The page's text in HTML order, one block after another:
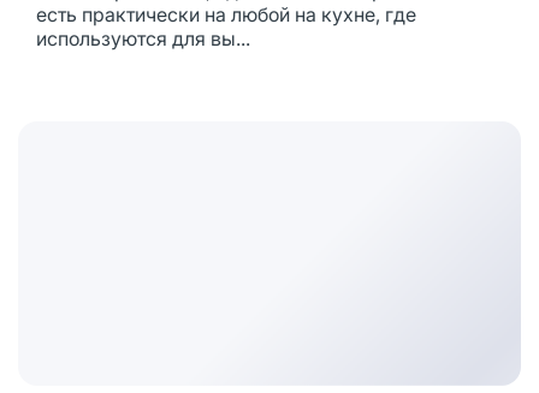
есть практически на любой на кухне, где
используются для вы...